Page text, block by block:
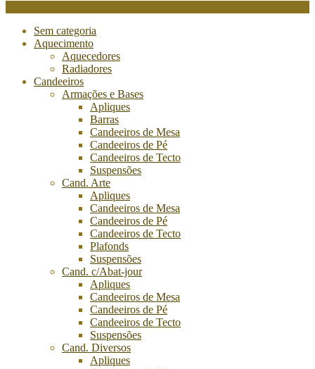
Sem categoria
Aquecimento
Aquecedores
Radiadores
Candeeiros
Armações e Bases
Apliques
Barras
Candeeiros de Mesa
Candeeiros de Pé
Candeeiros de Tecto
Suspensões
Cand. Arte
Apliques
Candeeiros de Mesa
Candeeiros de Pé
Candeeiros de Tecto
Plafonds
Suspensões
Cand. c/Abat-jour
Apliques
Candeeiros de Mesa
Candeeiros de Pé
Candeeiros de Tecto
Suspensões
Cand. Diversos
Apliques